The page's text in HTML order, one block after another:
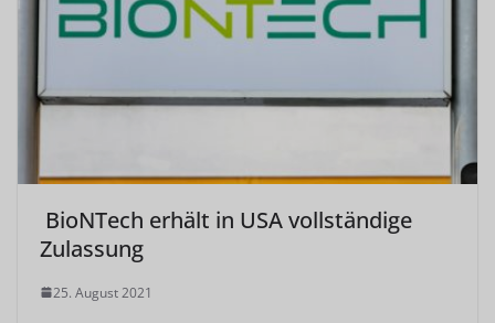
BioNTech erhält in USA vollständige
Zulassung
25. August 2021